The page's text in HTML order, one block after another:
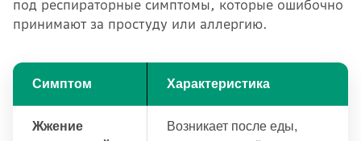
под респираторные симптомы, которые ошибочно
принимают за простуду или аллергию.
Симптом Характеристика
Жжение
Возникает после еды,